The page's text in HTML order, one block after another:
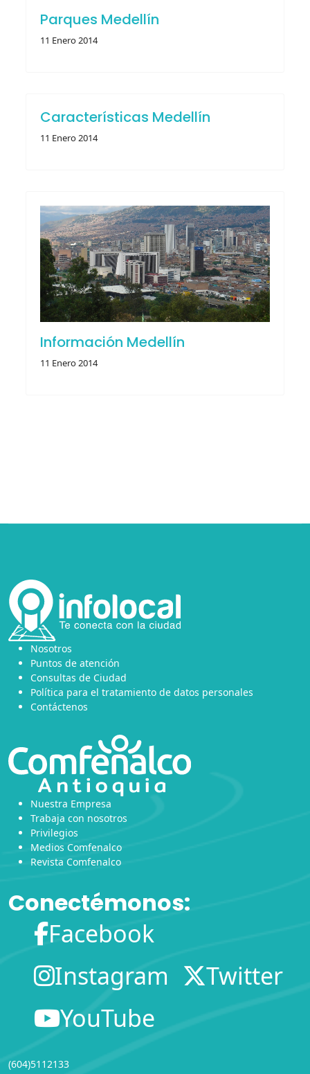
Parques Medellín
11 Enero 2014
Características Medellín
11 Enero 2014
Información Medellín
11 Enero 2014
Nosotros
Puntos de atención
Consultas de Ciudad
Política para el tratamiento de datos personales
Contáctenos
Nuestra Empresa
Trabaja con nosotros
Privilegios
Medios Comfenalco
Revista Comfenalco
Conectémonos:
Facebook
Instagram
Twitter
YouTube
(604)5112133